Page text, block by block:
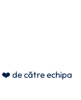
❤️ de către echipa